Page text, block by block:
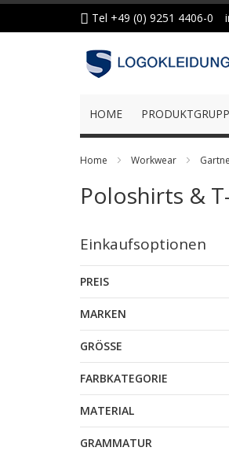
Zum
springen
Tel +49 (0) 9251 4406-0
HOME
Home Workwear
Poloshirts &
Einkaufsoptionen
PREIS
MARKEN
GRÖSSE
FARBKATEGORIE
MATERIAL
GRAMMATUR